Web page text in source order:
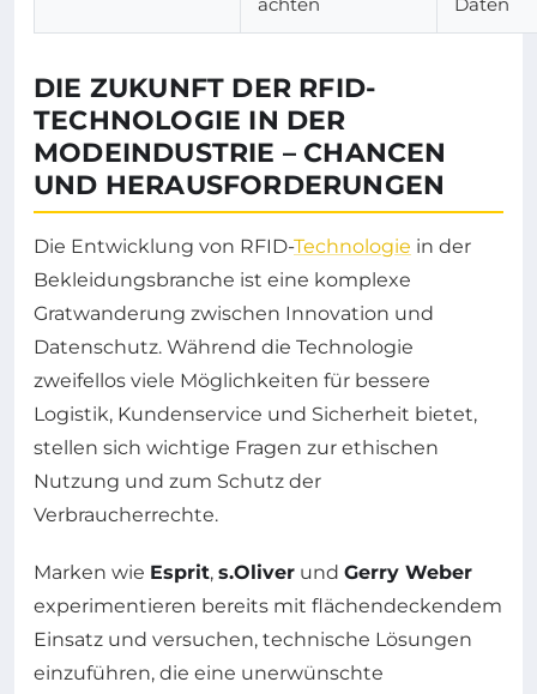
DIE ZUKUNFT DER RFID-
TECHNOLOGIE IN DER
MODEINDUSTRIE – CHANCEN
UND HERAUSFORDERUNGEN
Die Entwicklung von RFID-Technologie in der
Bekleidungsbranche ist eine komplexe
Gratwanderung zwischen Innovation und
Datenschutz. Während die Technologie
zweifellos viele Möglichkeiten für bessere
Logistik, Kundenservice und Sicherheit bietet,
stellen sich wichtige Fragen zur ethischen
Nutzung und zum Schutz der
Verbraucherrechte.
Marken wie Esprit, s.Oliver und Gerry Weber
experimentieren bereits mit flächendeckendem
Einsatz und versuchen, technische Lösungen
einzuführen, die eine unerwünschte